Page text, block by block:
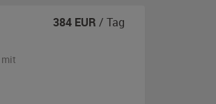
mit
384 EUR / Tag